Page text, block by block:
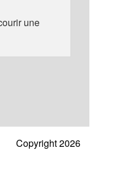
une
Copyright 2026